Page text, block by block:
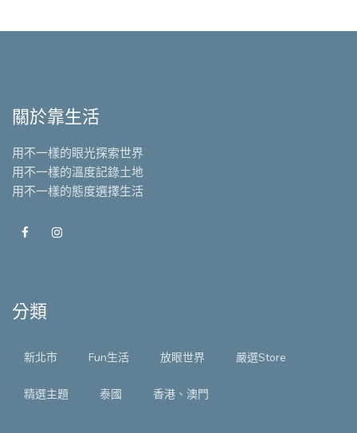
關於靠生活
用不一樣的眼光探索世界
用不一樣的溫度記錄土地
用不一樣的態度選擇生活
分類
新北市 Fun生活 放眼世界 嚴選Store
精選主題 泰國 香港、澳門